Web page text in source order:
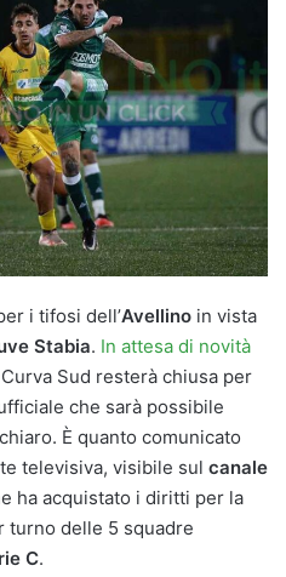
i tifosi dell’Avellino in vista
Stabia. In attesa di novità
Sud resterà chiusa per
che sarà possibile
È quanto comunicato
televisiva, visibile sul canale
ha acquistato i diritti per la
turno delle 5 squadre
C.